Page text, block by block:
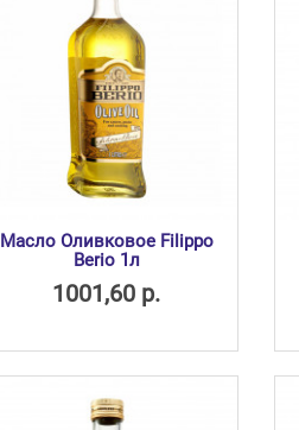
Масло Оливковое Filippo
Berio 1л
1001,60 р.